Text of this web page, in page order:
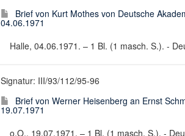
Brief von Kurt Mothes von Deutsche
04.06.1971
Halle, 04.06.1971. – 1 Bl. (1 masch. S.). -
Signatur: III/93/112/95-96
Brief von Werner Heisenberg an Ernst
19.07.1971
o.O., 19.07.1971. – 1 Bl. (1 masch. S.). -